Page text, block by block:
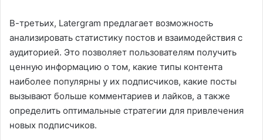
В-третьих, Latergram предлагает возможность
анализировать статистику постов и взаимодействия с
аудиторией. Это позволяет пользователям получить
ценную информацию о том, какие типы контента
наиболее популярны у их подписчиков, какие посты
вызывают больше комментариев и лайков, а также
определить оптимальные стратегии для привлечения
новых подписчиков.